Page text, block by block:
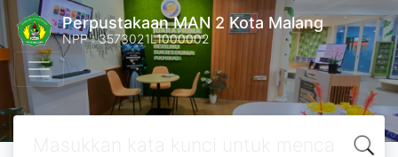
Perpustakaan MAN 2 Kota Malang
NPP : 3573021L1000002